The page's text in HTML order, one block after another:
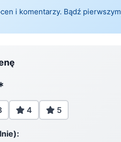
i komentarzy. Bądź
4 5